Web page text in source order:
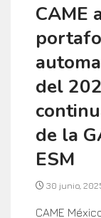
CAME
del
de la
ESM
30 junio,
CAME